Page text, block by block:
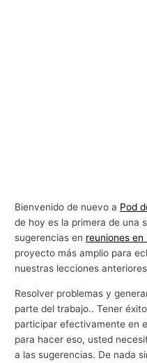
Bienvenido de nuevo a Pod
de hoy es la primera de una
sugerencias en reuniones en
proyecto más amplio para
nuestras lecciones
Resolver problemas y
parte del trabajo.. Tener
participar efectivamente en
para hacer eso, usted
a las sugerencias. De nada